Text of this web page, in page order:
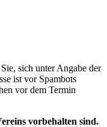
sich unter Angabe der
ist vor Spambots
vor dem Termin
vorbehalten sind.